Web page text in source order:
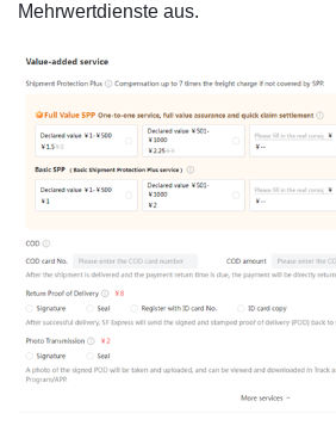
Mehrwertdienste aus.